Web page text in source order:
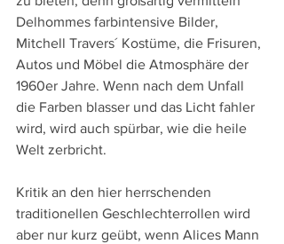
Delhommes farbintensive Bilder,
Mitchell Travers´ Kostüme, die Frisuren,
Autos und Möbel die Atmosphäre der
1960er Jahre. Wenn nach dem Unfall
die Farben blasser und das Licht fahler
wird, wird auch spürbar, wie die heile
Welt zerbricht.
Kritik an den hier herrschenden
traditionellen Geschlechterrollen wird
aber nur kurz geübt, wenn Alices Mann